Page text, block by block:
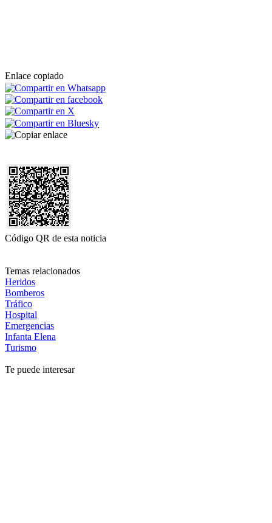
Enlace copiado
Código QR de esta noticia
Temas relacionados
Heridos
Bomberos
Tráfico
Hospital
Emergencias
Infanta Elena
Turismo
Te puede interesar